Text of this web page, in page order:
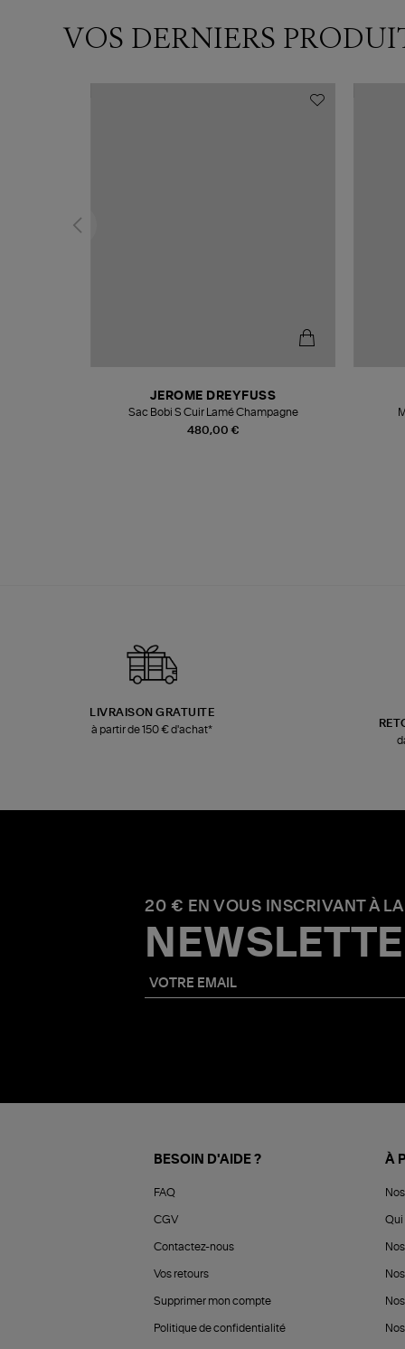
VOS DERNIERS
480,00 €
JEROME DREYFUSS
Sac Bobi S Cuir Lamé Champagne
LIVRAISON GRATUITE
à partir de 150 € d'achat*
20 € EN VOUS INSCRIVANT À LA
BESOIN D'AIDE ?
FAQ
CGV
Contactez-nous
Vos retours
Supprimer mon compte
Politique de confidentialité
À
Qui